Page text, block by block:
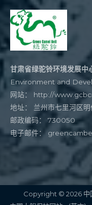
甘肃省绿驼铃环境发展中
Environment and
网站： http://
地址： 兰州市七里河区
邮政编码： 730050
电子邮件：
Copyright © 2026 中